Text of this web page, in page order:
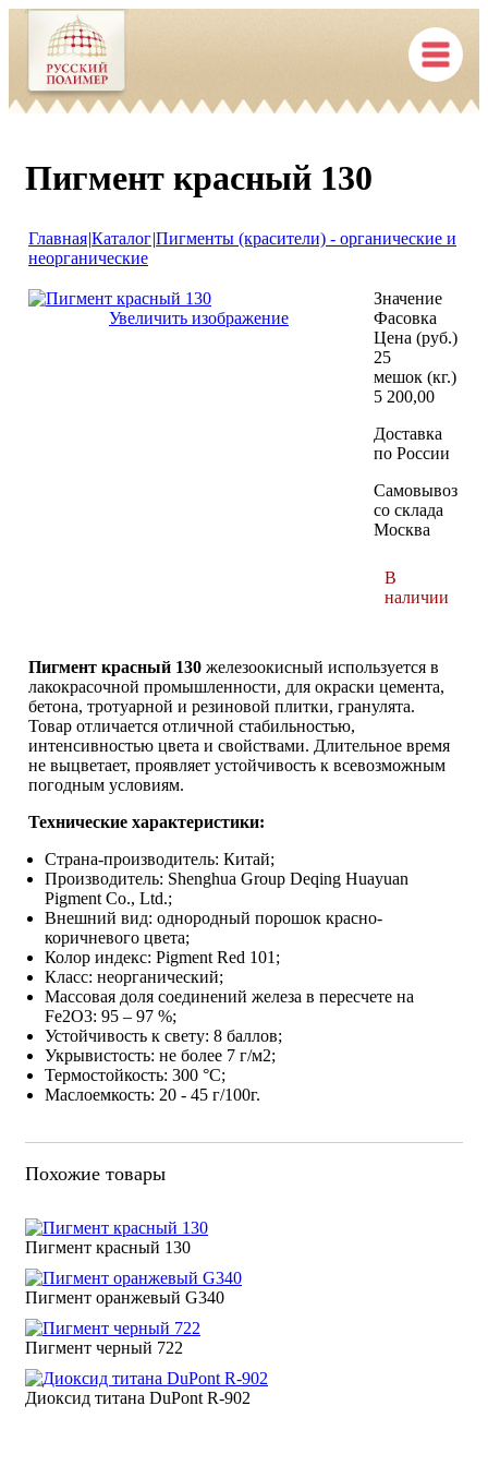
Пигмент красный 130
Главная|Каталог|Пигменты (красители) - органические и
неорганические
Увеличить изображение
Значение
Фасовка
Цена (руб.)
25
мешок (кг.)
5 200,00
Доставка
по России
Самовывоз
со склада
Москва
В
наличии
Пигмент красный 130 железоокисный используется в
лакокрасочной промышленности, для окраски цемента,
бетона, тротуарной и резиновой плитки, гранулята.
Товар отличается отличной стабильностью,
интенсивностью цвета и свойствами. Длительное время
не выцветает, проявляет устойчивость к всевозможным
погодным условиям.
Технические характеристики:
Страна-производитель: Китай;
Производитель: Shenghua Group Deqing Huayuan
Pigment Co., Ltd.;
Внешний вид: однородный порошок красно-
коричневого цвета;
Колор индекс: Pigment Red 101;
Класс: неорганический;
Массовая доля соединений железа в пересчете на
Fe2O3: 95 – 97 %;
Устойчивость к свету: 8 баллов;
Укрывистость: не более 7 г/м2;
Термостойкость: 300 °С;
Маслоемкость: 20 - 45 г/100г.
Похожие товары
Пигмент красный 130
Пигмент оранжевый G340
Пигмент черный 722
Диоксид титана DuPont R-902